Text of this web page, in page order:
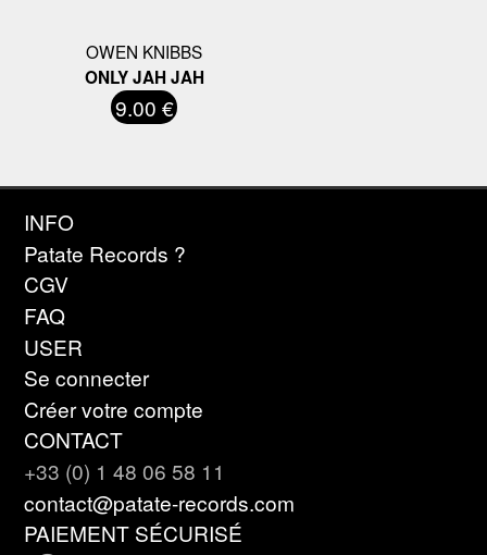
OWEN KNIBBS
ONLY JAH JAH
9.00 €
INFO
Patate Records ?
CGV
FAQ
USER
Se connecter
Créer votre compte
CONTACT
+33 (0) 1 48 06 58 11
contact@patate-records.com
PAIEMENT SÉCURISÉ